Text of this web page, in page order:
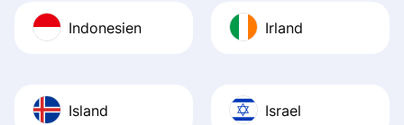
Indonesien Irland
Island Israel